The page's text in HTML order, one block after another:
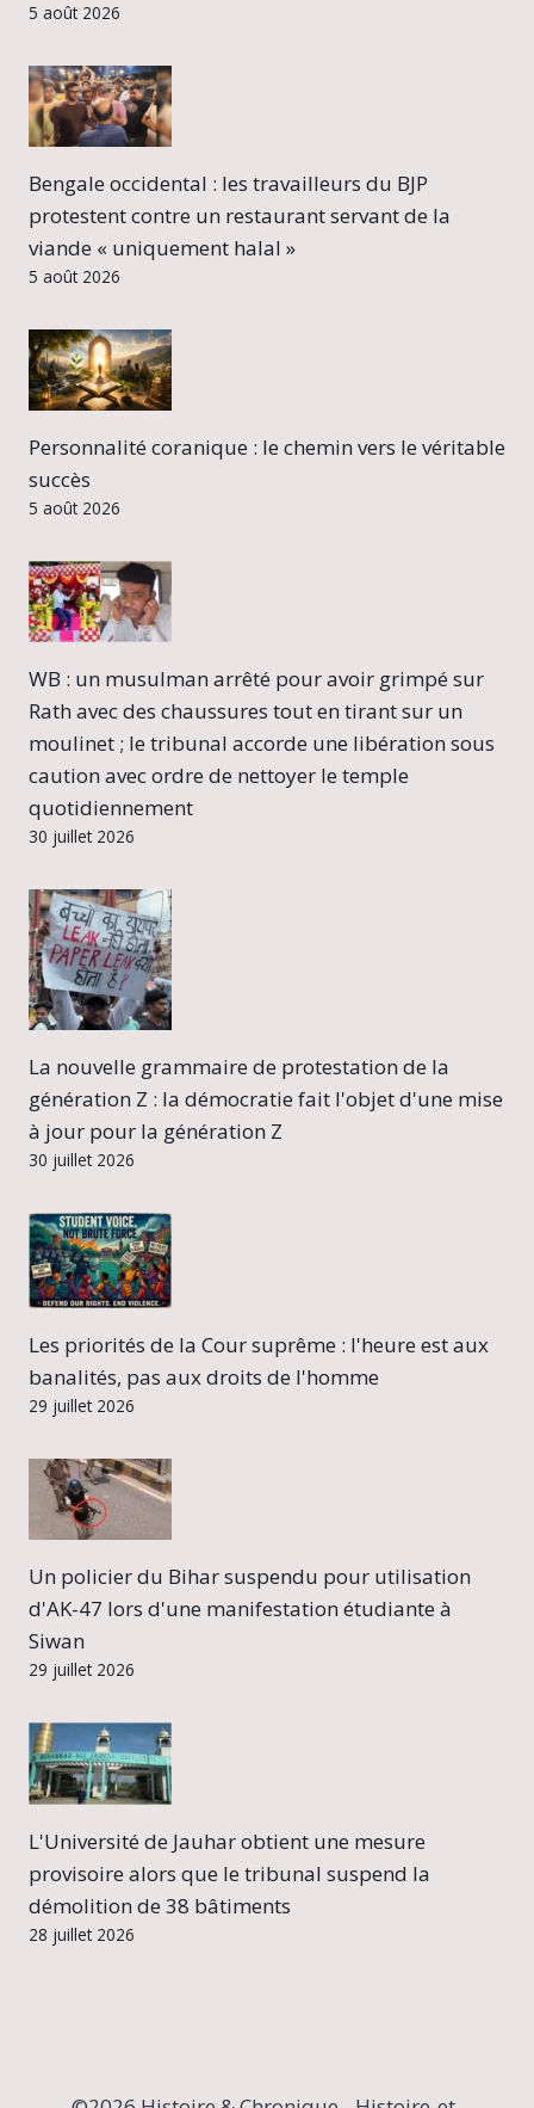
5 août 2026
Bengale occidental : les travailleurs du BJP
protestent contre un restaurant servant de la
viande « uniquement halal »
5 août 2026
Personnalité coranique : le chemin vers le véritable
succès
5 août 2026
WB : un musulman arrêté pour avoir grimpé sur
Rath avec des chaussures tout en tirant sur un
moulinet ; le tribunal accorde une libération sous
caution avec ordre de nettoyer le temple
quotidiennement
30 juillet 2026
La nouvelle grammaire de protestation de la
génération Z : la démocratie fait l'objet d'une mise
à jour pour la génération Z
30 juillet 2026
Les priorités de la Cour suprême : l'heure est aux
banalités, pas aux droits de l'homme
29 juillet 2026
Un policier du Bihar suspendu pour utilisation
d'AK-47 lors d'une manifestation étudiante à
Siwan
29 juillet 2026
L'Université de Jauhar obtient une mesure
provisoire alors que le tribunal suspend la
démolition de 38 bâtiments
28 juillet 2026